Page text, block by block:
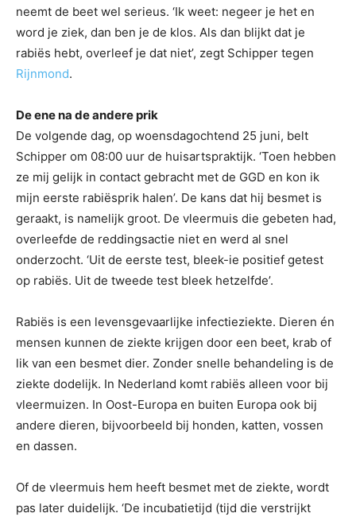
neemt de beet wel serieus. ‘Ik weet: negeer je het en
word je ziek, dan ben je de klos. Als dan blijkt dat je
rabiës hebt, overleef je dat niet’, zegt Schipper tegen
Rijnmond.
De ene na de andere prik
De volgende dag, op woensdagochtend 25 juni, belt
Schipper om 08:00 uur de huisartspraktijk. ‘Toen hebben
ze mij gelijk in contact gebracht met de GGD en kon ik
mijn eerste rabiësprik halen’. De kans dat hij besmet is
geraakt, is namelijk groot. De vleermuis die gebeten had,
overleefde de reddingsactie niet en werd al snel
onderzocht. ‘Uit de eerste test, bleek-ie positief getest
op rabiës. Uit de tweede test bleek hetzelfde’.
Rabiës is een levensgevaarlijke infectieziekte. Dieren én
mensen kunnen de ziekte krijgen door een beet, krab of
lik van een besmet dier. Zonder snelle behandeling is de
ziekte dodelijk. In Nederland komt rabiës alleen voor bij
vleermuizen. In Oost-Europa en buiten Europa ook bij
andere dieren, bijvoorbeeld bij honden, katten, vossen
en dassen.
Of de vleermuis hem heeft besmet met de ziekte, wordt
pas later duidelijk. ‘De incubatietijd (tijd die verstrijkt